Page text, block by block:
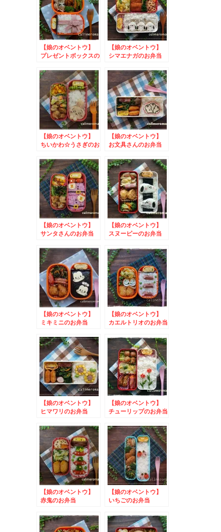
【娘のオベントウ】
プレゼントボックスの
【娘のオベントウ】
シマエナガのお弁当
【娘のオベントウ】
ちいかわ☆うさぎのお
【娘のオベントウ】
お文具さんのお弁当
サ写真投稿キャンペー
ン
【娘のオベントウ】
サンタさんのお弁当
【娘のオベントウ】
スヌーピーのお弁当
ンペーン
【娘のオベントウ】
ミキミニのお弁当
新商品記念キャンペー
ン
【娘のオベントウ】
カエルトリオのお弁当
【娘のオベントウ】
ヒマワリのお弁当
【娘のオベントウ】
チューリップのお弁当
【娘のオベントウ】
赤鬼のお弁当
【娘のオベントウ】
いちごのお弁当